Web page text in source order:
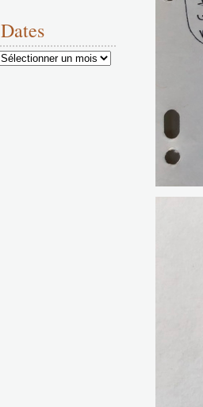
Dates
Dates